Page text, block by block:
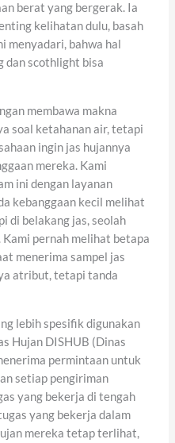
berat yang bergerak. Ia
kelihatan dulu, basah
menyadari, bahwa hal
dan scothlight bisa
membawa makna
soal ketahanan air, tetapi
ingin jas hujannya
mereka. Kami
ini dengan layanan
kebanggaan kecil melihat
di belakang jas, seolah
pernah melihat betapa
menerima sampel jas
atribut, tetapi tanda
lebih spesifik digunakan
Hujan DISHUB (Dinas
permintaan untuk
setiap pengiriman
yang bekerja di tengah
yang bekerja dalam
mereka tetap terlihat,